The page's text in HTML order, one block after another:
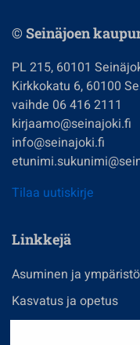
© Seinäjoen
PL 215, 60101
Kirkkokatu 6, 60100
vaihde 06 416 2111
kirjaamo@seinajoki.fi
info@seinajoki.fi
Tilaa uutiskirje
Linkkejä
Asuminen ja ympäristö
Kasvatus ja opetus